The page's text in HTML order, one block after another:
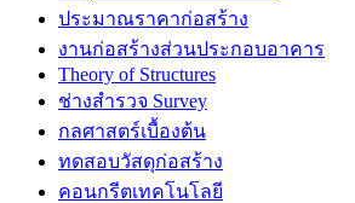
ประมาณราคาก่อสร้าง
งานก่อสร้างส่วนประกอบอาคาร
Theory of Structures
ช่างสำรวจ Survey
กลศาสตร์เบื้องต้น
ทดสอบวัสดุก่อสร้าง
คอนกรีตเทคโนโลยี